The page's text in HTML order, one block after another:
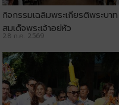
กิจกรรมเฉลิมพระเกียรติพระบาท
สมเด็จพระเจ้าอยู่หัว
28 ก.ค. 2569